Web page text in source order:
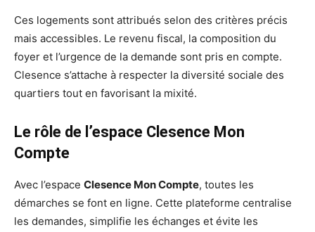
Ces logements sont attribués selon des critères précis
mais accessibles. Le revenu fiscal, la composition du
foyer et l’urgence de la demande sont pris en compte.
Clesence s’attache à respecter la diversité sociale des
quartiers tout en favorisant la mixité.
Le rôle de l’espace Clesence Mon
Compte
Avec l’espace Clesence Mon Compte, toutes les
démarches se font en ligne. Cette plateforme centralise
les demandes, simplifie les échanges et évite les